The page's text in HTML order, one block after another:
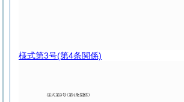
様式第3号(第4条関係)